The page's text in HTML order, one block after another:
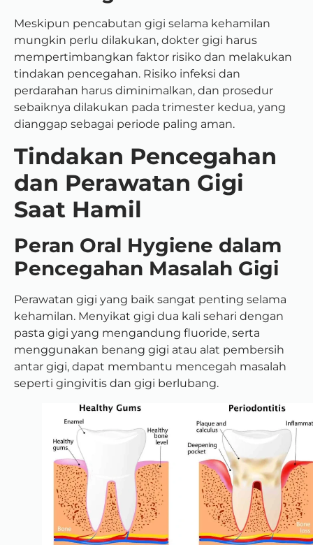
Meskipun pencabutan gigi selama kehamilan
mungkin perlu dilakukan, dokter gigi harus
mempertimbangkan faktor risiko dan melakukan
tindakan pencegahan. Risiko infeksi dan
perdarahan harus diminimalkan, dan prosedur
sebaiknya dilakukan pada trimester kedua, yang
dianggap sebagai periode paling aman.
Tindakan Pencegahan
dan Perawatan Gigi
Saat Hamil
Peran Oral Hygiene dalam
Pencegahan Masalah Gigi
Perawatan gigi yang baik sangat penting selama
kehamilan. Menyikat gigi dua kali sehari dengan
pasta gigi yang mengandung fluoride, serta
menggunakan benang gigi atau alat pembersih
antar gigi, dapat membantu mencegah masalah
seperti gingivitis dan gigi berlubang.